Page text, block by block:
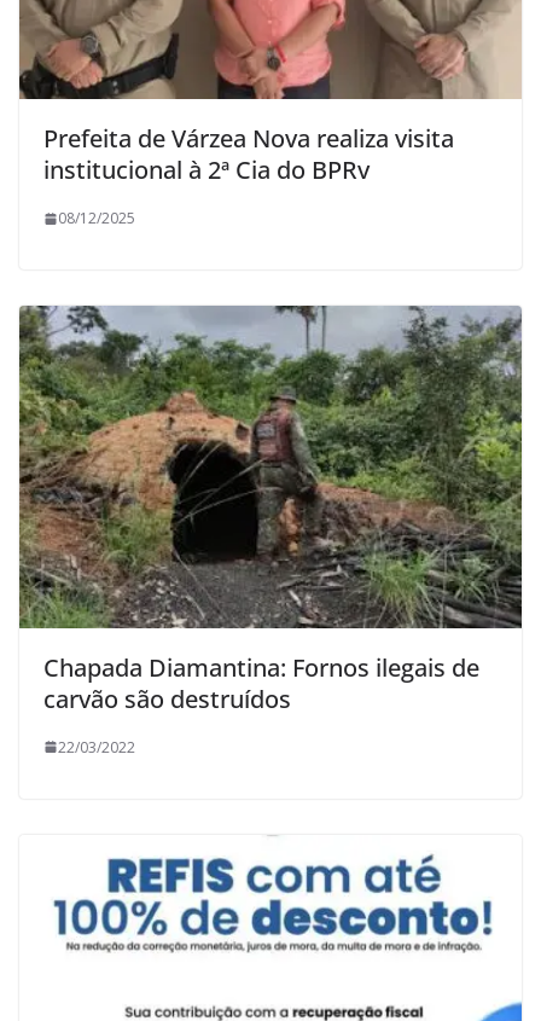
Prefeita de Várzea Nova realiza visita
institucional à 2ª Cia do BPRv
08/12/2025
Chapada Diamantina: Fornos ilegais de
carvão são destruídos
22/03/2022